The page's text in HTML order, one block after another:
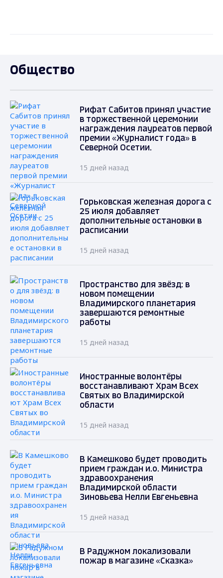
Общество
Рифат Сабитов принял участие
в торжественной церемонии
награждения лауреатов первой
премии «Журналист года» в
Северной Осетии.
15 дней назад
Горьковская железная дорога с
25 июля добавляет
дополнительные остановки в
расписании
15 дней назад
Пространство для звёзд: в
новом помещении
Владимирского планетария
завершаются ремонтные
работы
15 дней назад
Иностранные волонтёры
восстанавливают Храм Всех
Святых во Владимирской
области
15 дней назад
В Камешково будет проводить
прием граждан и.о. Министра
здравоохранения
Владимирской области
Зиновьева Нелли Евгеньевна
15 дней назад
В Радужном локализовали
пожар в магазине «Сказка»